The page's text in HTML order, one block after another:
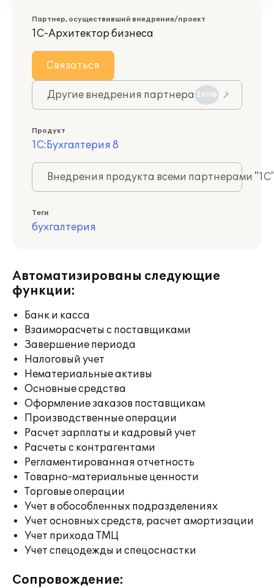
Партнер, осуществивший внедрение/проект
1С-Архитектор бизнеса
Связаться
Другие внедрения партнера 20110
Продукт
1С:Бухгалтерия 8
Внедрения продукта всеми партнерами
Теги
бухгалтерия
Автоматизированы следующие
функции:
Банк и касса
Взаиморасчеты с поставщиками
Завершение периода
Налоговый учет
Нематериальные активы
Основные средства
Оформление заказов поставщикам
Производственные операции
Расчет зарплаты и кадровый учет
Расчеты с контрагентами
Регламентированная отчетность
Товарно-материальные ценности
Торговые операции
Учет в обособленных подразделениях
Учет основных средств, расчет амортизации
Учет прихода ТМЦ
Учет спецодежды и спецоснастки
Сопровождение: